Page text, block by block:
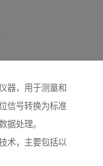
器，用于测量和
信号转换为标准
据处理。
术，主要包括以